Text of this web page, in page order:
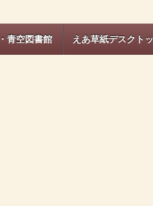
青空図書館 えあ草紙デスクト